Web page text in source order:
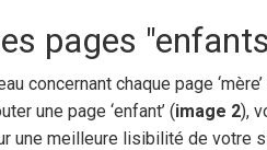
pages
concernant chaque page
une page ‘enfant’ (image 2),
une meilleure lisibilité de votre